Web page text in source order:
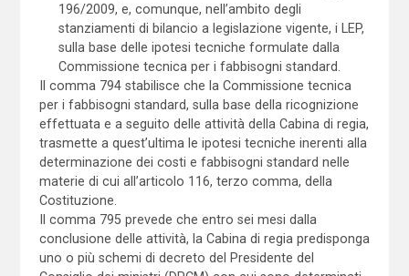
196/2009, e, comunque, nell’ambito degli
stanziamenti di bilancio a legislazione vigente, i LEP,
sulla base delle ipotesi tecniche formulate dalla
Commissione tecnica per i fabbisogni standard.
Il comma 794 stabilisce che la Commissione tecnica
per i fabbisogni standard, sulla base della ricognizione
effettuata e a seguito delle attività della Cabina di regia,
trasmette a quest’ultima le ipotesi tecniche inerenti alla
determinazione dei costi e fabbisogni standard nelle
materie di cui all’articolo 116, terzo comma, della
Costituzione.
Il comma 795 prevede che entro sei mesi dalla
conclusione delle attività, la Cabina di regia predisponga
uno o più schemi di decreto del Presidente del